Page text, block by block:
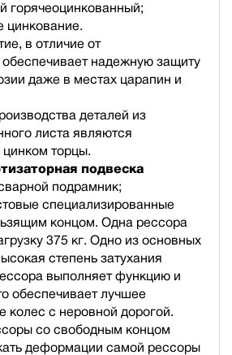
горячеоцинкованный;
цинкование.
в отличие от
обеспечивает надежную защиту
даже в местах царапин и
деталей из
листа являются
торцы.
подвеска
подрамник;
специализированные
концом. Одна рессора
375 кг. Одно из основных
степень затухания
выполняет функцию и
обеспечивает лучшее
колес с неровной дорогой.
со свободным концом
деформации самой рессоры